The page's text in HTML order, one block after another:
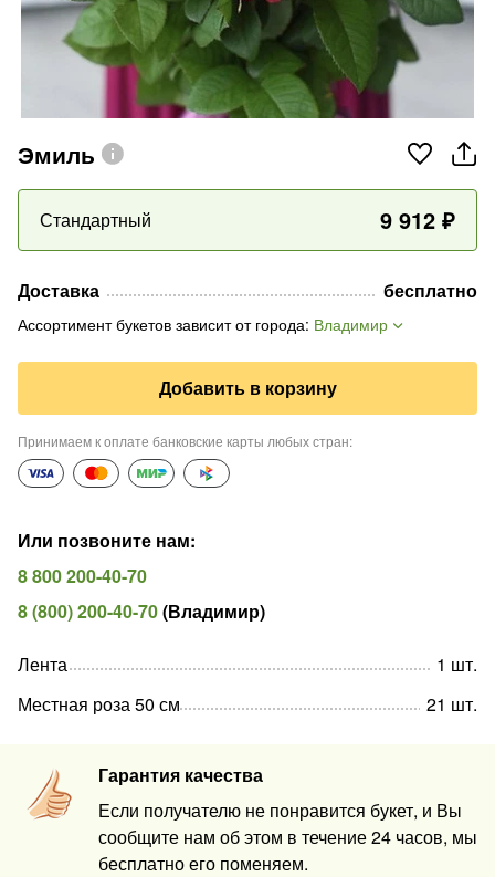
Эмиль
Стандартный 9 912 ₽
Доставка бесплатно
Ассортимент букетов зависит от города: Владимир
Добавить в корзину
Принимаем к оплате банковские карты любых стран:
Или позвоните нам:
8 800 200-40-70
8 (800) 200-40-70(Владимир)
Гарантия качества
Если получателю не понравится букет, и Вы
сообщите нам об этом в течение 24 часов, мы
бесплатно его поменяем.
Лента 1 шт.
Местная роза 50 см
21 шт.